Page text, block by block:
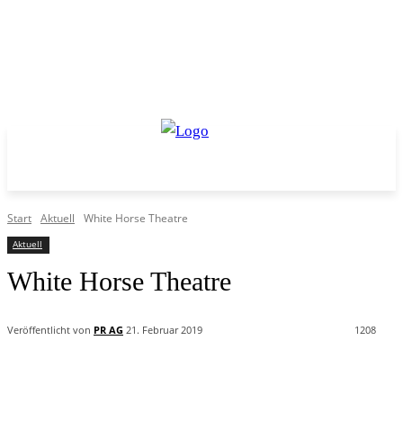
Start Aktuell White Horse Theatre
Aktuell
White Horse Theatre
Veröffentlicht von PR AG 21. Februar 2019 1208